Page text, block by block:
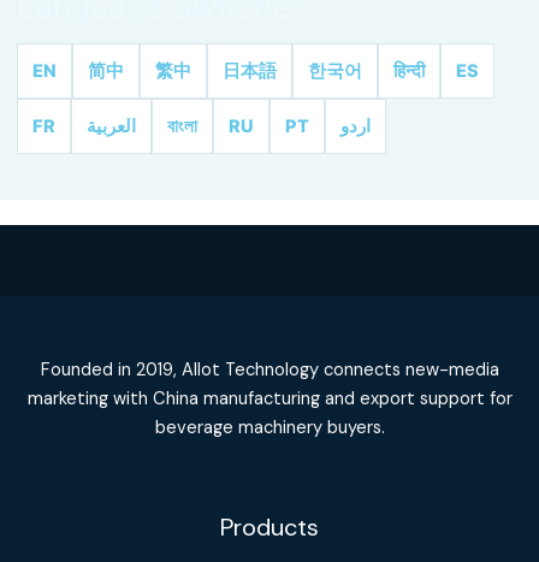
EN 简中 繁中 日本語 한국어 हिन्दी ES
FR العربية বাংলা RU PT اردو
Founded in 2019, Allot Technology connects new-media
marketing with China manufacturing and export support for
beverage machinery buyers.
Products